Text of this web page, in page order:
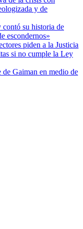
y de
contó su historia de
escondernos»
piden a la Justicia
si no cumple la Ley
Gaiman en medio de